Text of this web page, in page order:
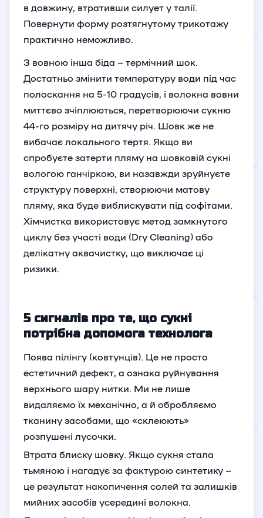
в довжину, втративши силует у талії.
Повернути форму розтягнутому трикотажу
практично неможливо.
З вовною інша біда – термічний шок.
Достатньо змінити температуру води під час
полоскання на 5-10 градусів, і волокна вовни
миттєво зчіплюються, перетворюючи сукню
44-го розміру на дитячу річ. Шовк же не
вибачає локального тертя. Якщо ви
спробуєте затерти пляму на шовковій сукні
вологою ганчіркою, ви назавжди зруйнуєте
структуру поверхні, створюючи матову
пляму, яка буде виблискувати під софітами.
Хімчистка використовує метод замкнутого
циклу без участі води (Dry Cleaning) або
делікатну аквачистку, що виключає ці
ризики.
5 сигналів про те, що сукні
потрібна допомога технолога
Поява пілінгу (ковтунців). Це не просто
естетичний дефект, а ознака руйнування
верхнього шару нитки. Ми не лише
видаляємо їх механічно, а й обробляємо
тканину засобами, що «склеюють»
розпушені лусочки.
Втрата блиску шовку. Якщо сукня стала
тьмяною і нагадує за фактурою синтетику –
це результат накопичення солей та залишків
мийних засобів усередині волокна.